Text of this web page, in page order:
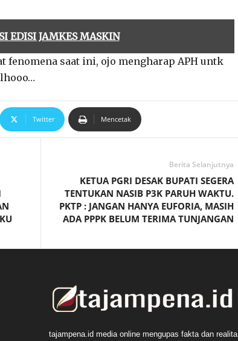
EDISI JAMKES MASKIN
fenomena saat ini, ojo mengharap APH untk
Twitter Mencetak
Berita Selanjutnya
KETUA PGRI DESAK BUPATI SEGERA
TENTUKAN NASIB P3K PARUH WAKTU.
PKTP : JANGAN HANYA EUFORIA, MASIH
ADA PPPK BELUM TERIMA TUNJANGAN
tajampena.id media online mengupas fakta dan realita